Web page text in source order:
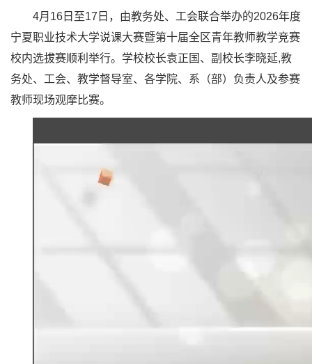
4月16日至17日，由教务处、工会联合举办的2026年度
宁夏职业技术大学说课大赛暨第十届全区青年教师教学竞赛
校内选拔赛顺利举行。学校校长袁正国、副校长李晓延,教
务处、工会、教学督导室、各学院、系（部）负责人及参赛
教师现场观摩比赛。